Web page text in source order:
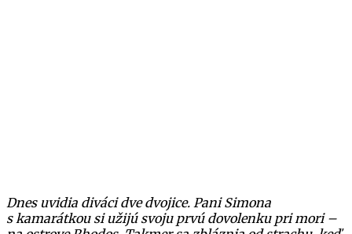
Dnes uvidia diváci dve dvojice. Pani Simona
s kamarátkou si užijú svoju prvú dovolenku pri mori –